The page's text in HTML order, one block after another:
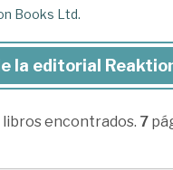
Books Ltd.
la editorial
libros encontrados. 7